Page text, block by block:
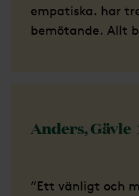
empatiska. har
bemötande. Allt
Anders,Gävle
”Ett vänligt och